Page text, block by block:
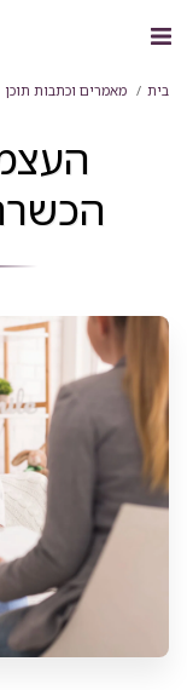
בית מאמרים וכתבות תוכן